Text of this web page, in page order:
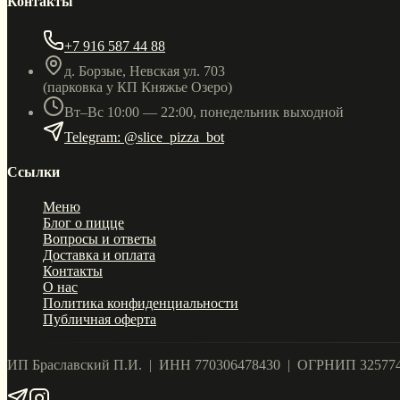
+7 916 587 44 88
д. Борзые, Невская ул. 703
(парковка у КП Княжье Озеро)
Вт–Вс 10:00 — 22:00, понедельник выходной
Telegram: @slice_pizza_bot
Ссылки
Меню
Блог о пицце
Вопросы и ответы
Доставка и оплата
Контакты
О нас
Политика конфиденциальности
Публичная оферта
ИП Браславский П.И. | ИНН 770306478430 | ОГРНИП